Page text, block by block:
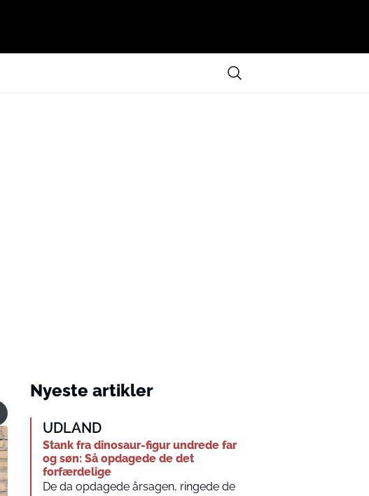
Nyeste artikler
UDLAND
Stank fra dinosaur-figur undrede far
og søn: Så opdagede de det
forfærdelige
De da opdagede årsagen, ringede de